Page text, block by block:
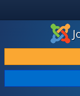
ИЗТЕГЛЯНЕ &
ОТКРИВАЙТЕ & УЧЕТЕ
ОБЩНОСТ &